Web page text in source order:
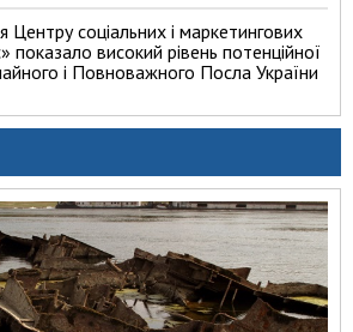
Центру соціальних і маркетингових
показало високий рівень потенційної
і Повноважного Посла України